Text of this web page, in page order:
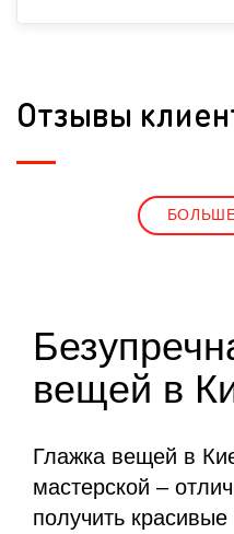
Отзывы
вещей в
Глажка вещей в
мастерской –
получить